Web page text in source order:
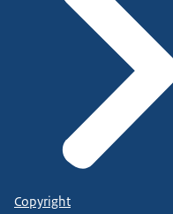
Copyright